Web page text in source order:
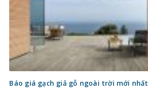
Báo giá gạch giả gỗ ngoài trời mới nhất